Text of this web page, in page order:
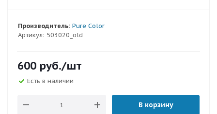
Артикул: 503020_old
Производитель: Pure Color
600 руб./шт
Есть в наличии
В корзину